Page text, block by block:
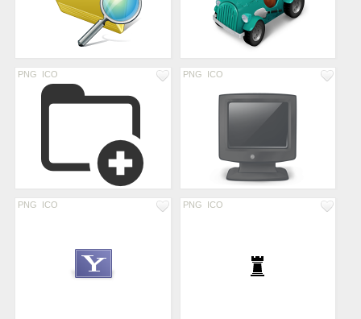
PNG ICO PNG ICO
PNG ICO PNG ICO